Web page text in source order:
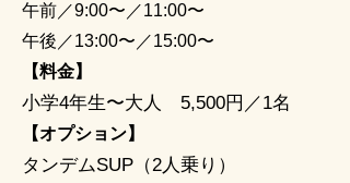
午前／9:00〜／11:00〜
午後／13:00〜／15:00〜
【料金】
小学4年生〜大人 5,500円／1名
【オプション】
タンデムSUP（2人乗り）